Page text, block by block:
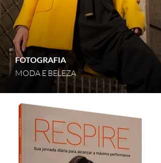
FOTOGRAFIA
MODA E BELEZA